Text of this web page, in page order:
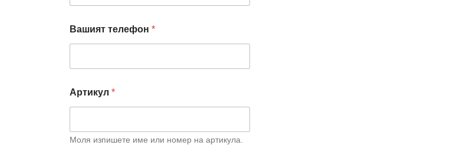
я
Вашият телефон *
Артикул *
Моля изпишете име или номер на артикула.